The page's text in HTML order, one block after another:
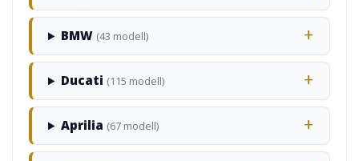
BMW (43 modell)
Ducati (115 modell)
Aprilia (67 modell)